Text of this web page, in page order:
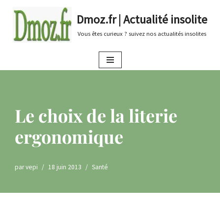
au
Dmoz.fr | Actualité insolite
Vous êtes curieux ? suivez nos actualités insolites
Le choix de la literie
ergonomique
parvepi 18 juin 2013 Santé